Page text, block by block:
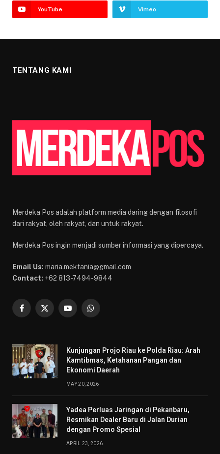
YouTube Vimeo
TENTANG KAMI
Merdeka Pos adalah platform media daring dengan filosofi
dari rakyat, oleh rakyat, dan untuk rakyat.
Merdeka Pos ingin menjadi sumber informasi yang dipercaya.
Email Us: maria.mektania@gmail.com
Contact: +62 813-7494-9844
Facebook
X
YouTubeWhatsApp
Kunjungan Projo Riau ke Polda Riau: Arah
Kamtibmas, Ketahanan Pangan dan
Ekonomi Daerah
MAY 20, 2026
Yadea Perluas Jaringan di Pekanbaru,
Resmikan Dealer Baru di Jalan Durian
dengan Promo Spesial
APRIL 23, 2026